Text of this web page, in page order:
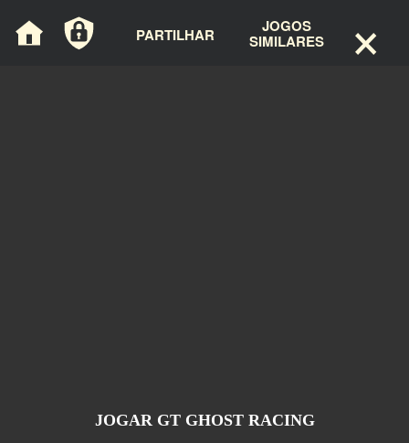
PARTILHAR JOGOS
SIMILARES ×
JOGAR GT GHOST RACING